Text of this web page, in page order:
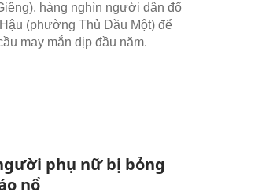
hàng nghìn người dân đổ
(phường Thủ Dầu Một) để
may mắn dịp đầu năm.
phụ nữ bị bỏng
nổ